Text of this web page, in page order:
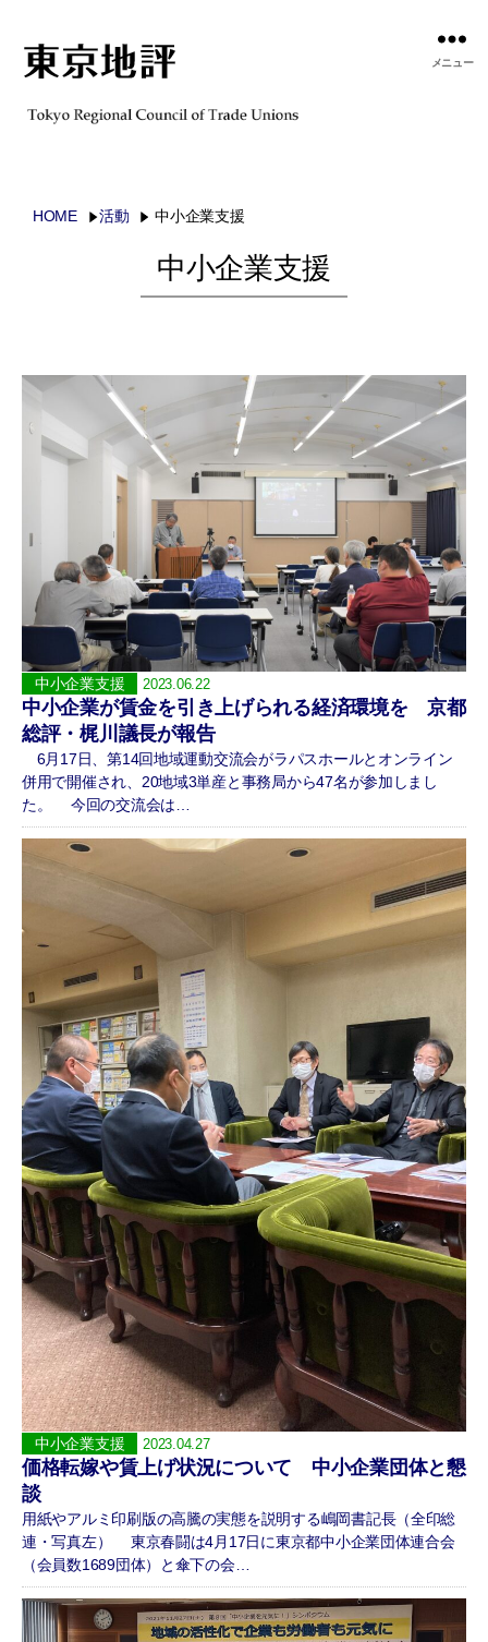
メニュー
HOME 活動 中小企業支援
中小企業支援
中小企業支援 2023.06.22
中小企業が賃金を引き上げられる経済環境を 京都
総評・梶川議長が報告
6月17日、第14回地域運動交流会がラパスホールとオンライン
併用で開催され、20地域3単産と事務局から47名が参加しまし
た。 今回の交流会は…
中小企業支援 2023.04.27
価格転嫁や賃上げ状況について 中小企業団体と懇
談
用紙やアルミ印刷版の高騰の実態を説明する嶋岡書記長（全印総
連・写真左） 東京春闘は4月17日に東京都中小企業団体連合会
（会員数1689団体）と傘下の会…